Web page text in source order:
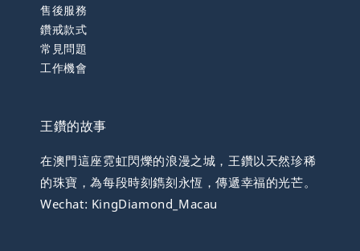
售後服務
鑽戒款式
常見問題
工作機會
王鑽的故事
在澳門這座霓虹閃爍的浪漫之城，王鑽以天然珍稀
的珠寶，為每段時刻鐫刻永恆，傳遞幸福的光芒。
Wechat: KingDiamond_Macau